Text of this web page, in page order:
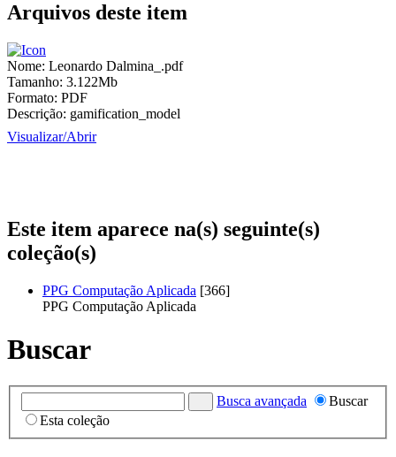
Arquivos deste item
Nome: Leonardo Dalmina_.pdf
Tamanho: 3.122Mb
Formato: PDF
Descrição: gamification_model
Visualizar/Abrir
Este item aparece na(s) seguinte(s)
coleção(s)
PPG Computação Aplicada [366]
PPG Computação Aplicada
Buscar
Busca avançada
Buscar
Esta coleção